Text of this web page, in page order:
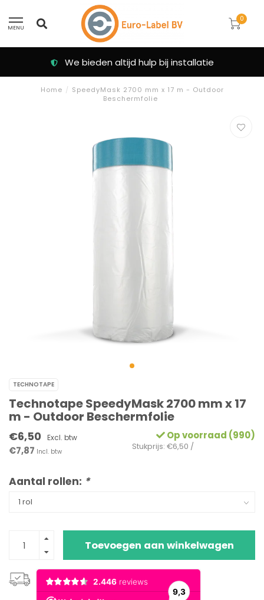
MENU
0
We bieden altijd hulp bij installatie
Home / SpeedyMask 2700 mm x 17 m - Outdoor
Beschermfolie
TECHNOTAPE
Technotape SpeedyMask 2700 mm x 17
m - Outdoor Beschermfolie
€6,50 Excl. btw
€7,87 Incl. btw
Op voorraad (990)
Stukprijs: €6,50 /
Aantal rollen: *
Toevoegen aan winkelwagen